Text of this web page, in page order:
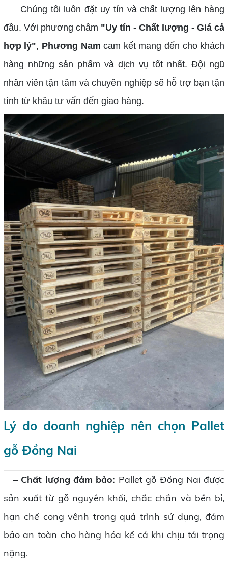
Chúng tôi luôn đặt uy tín và chất lượng lên hàng
đầu. Với phương châm "Uy tín - Chất lượng - Giá cả
hợp lý", Phương Nam cam kết mang đến cho khách
hàng những sản phẩm và dịch vụ tốt nhất. Đội ngũ
nhân viên tận tâm và chuyên nghiệp sẽ hỗ trợ bạn tận
tình từ khâu tư vấn đến giao hàng.
Lý do doanh nghiệp nên chọn Pallet
gỗ Đồng Nai
– Chất lượng đảm bảo: Pallet gỗ Đồng Nai được
sản xuất từ gỗ nguyên khối, chắc chắn và bền bỉ,
hạn chế cong vênh trong quá trình sử dụng, đảm
bảo an toàn cho hàng hóa kể cả khi chịu tải trọng
nặng.